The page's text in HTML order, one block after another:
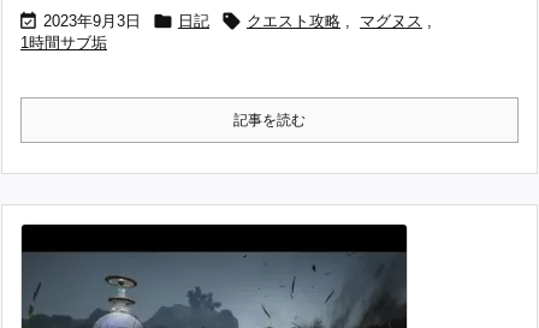
 2023年9月3日  日記  クエスト攻略 , マグヌス ,
1時間サブ垢
記事を読む